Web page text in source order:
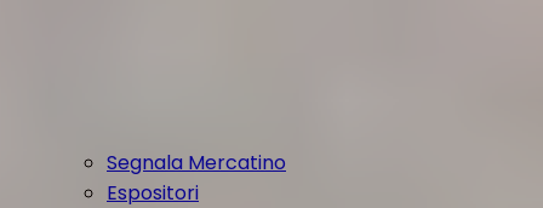
Segnala Mercatino
Espositori